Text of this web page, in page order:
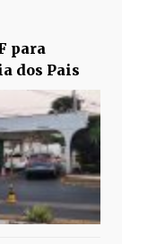
para
dos Pais